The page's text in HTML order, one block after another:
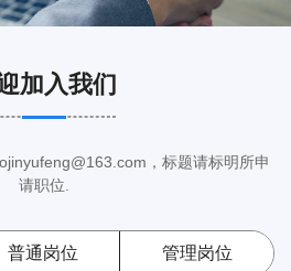
加入我们
，标题请标明所申
请职位.
普通岗位 管理岗位